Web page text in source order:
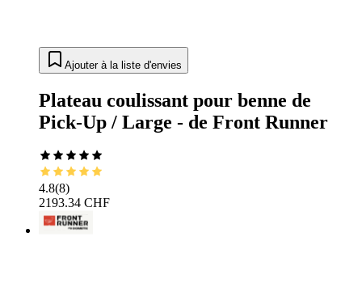
Ajouter à la liste d'envies
Plateau coulissant pour benne de
Pick-Up / Large - de Front Runner
4.8(8)
2193.34 CHF